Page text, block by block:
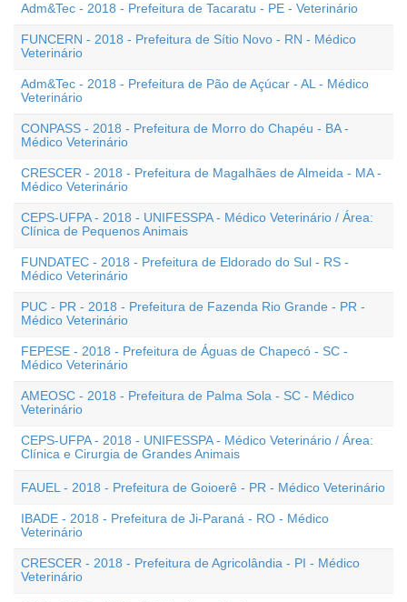
Adm&Tec - 2018 - Prefeitura de Tacaratu - PE - Veterinário
FUNCERN - 2018 - Prefeitura de Sítio Novo - RN - Médico
Veterinário
Adm&Tec - 2018 - Prefeitura de Pão de Açúcar - AL - Médico
Veterinário
CONPASS - 2018 - Prefeitura de Morro do Chapéu - BA -
Médico Veterinário
CRESCER - 2018 - Prefeitura de Magalhães de Almeida - MA -
Médico Veterinário
CEPS-UFPA - 2018 - UNIFESSPA - Médico Veterinário / Área:
Clínica de Pequenos Animais
FUNDATEC - 2018 - Prefeitura de Eldorado do Sul - RS -
Médico Veterinário
PUC - PR - 2018 - Prefeitura de Fazenda Rio Grande - PR -
Médico Veterinário
FEPESE - 2018 - Prefeitura de Águas de Chapecó - SC -
Médico Veterinário
AMEOSC - 2018 - Prefeitura de Palma Sola - SC - Médico
Veterinário
CEPS-UFPA - 2018 - UNIFESSPA - Médico Veterinário / Área:
Clínica e Cirurgia de Grandes Animais
FAUEL - 2018 - Prefeitura de Goioerê - PR - Médico Veterinário
IBADE - 2018 - Prefeitura de Ji-Paraná - RO - Médico
Veterinário
CRESCER - 2018 - Prefeitura de Agricolândia - PI - Médico
Veterinário